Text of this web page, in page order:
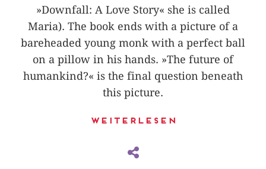
»Downfall: A Love Story« she is called
Maria). The book ends with a picture of a
bareheaded young monk with a perfect ball
on a pillow in his hands. »The future of
humankind?« is the final question beneath
this picture.
Weiterlesen